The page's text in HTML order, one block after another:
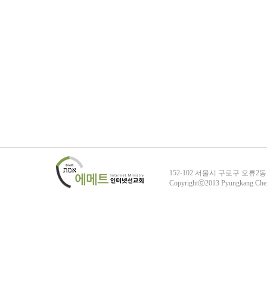
152-102 서울시 구로구 오류2
Copyrightⓒ2013 Pyungkang